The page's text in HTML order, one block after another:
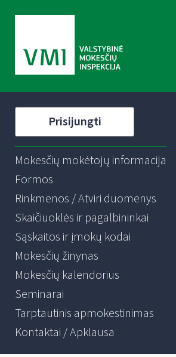
Prisijungti
Mokesčių mokėtojų informacija
Formos
Rinkmenos / Atviri duomenys
Skaičiuoklės ir pagalbininkai
Sąskaitos ir įmokų kodai
Mokesčių žinynas
Mokesčių kalendorius
Seminarai
Tarptautinis apmokestinimas
Kontaktai / Apklausa